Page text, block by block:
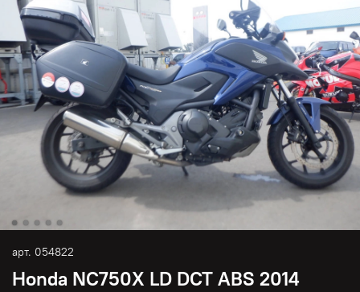
арт. 054822
Honda NC750X LD DCT ABS 2014